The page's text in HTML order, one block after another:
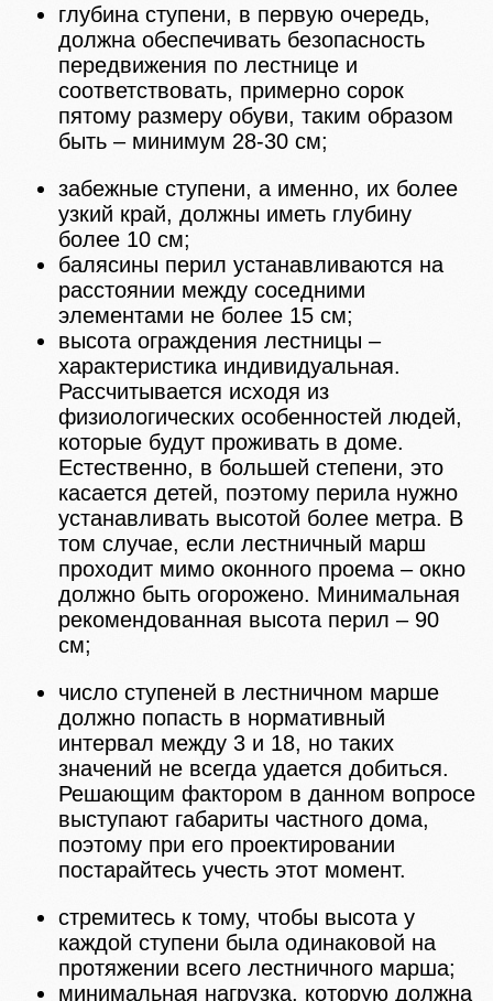
глубина ступени, в первую очередь,
должна обеспечивать безопасность
передвижения по лестнице и
соответствовать, примерно сорок
пятому размеру обуви, таким образом
быть – минимум 28-30 см;
забежные ступени, а именно, их более
узкий край, должны иметь глубину
более 10 см;
балясины перил устанавливаются на
расстоянии между соседними
элементами не более 15 см;
высота ограждения лестницы –
характеристика индивидуальная.
Рассчитывается исходя из
физиологических особенностей людей,
которые будут проживать в доме.
Естественно, в большей степени, это
касается детей, поэтому перила нужно
устанавливать высотой более метра. В
том случае, если лестничный марш
проходит мимо оконного проема – окно
должно быть огорожено. Минимальная
рекомендованная высота перил – 90
см;
число ступеней в лестничном марше
должно попасть в нормативный
интервал между 3 и 18, но таких
значений не всегда удается добиться.
Решающим фактором в данном вопросе
выступают габариты частного дома,
поэтому при его проектировании
постарайтесь учесть этот момент.
стремитесь к тому, чтобы высота у
каждой ступени была одинаковой на
протяжении всего лестничного марша;
минимальная нагрузка, которую должна